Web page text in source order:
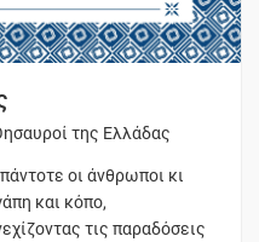
της Ελλάδας
οι άνθρωποι κι
και κόπο,
τις παραδόσεις